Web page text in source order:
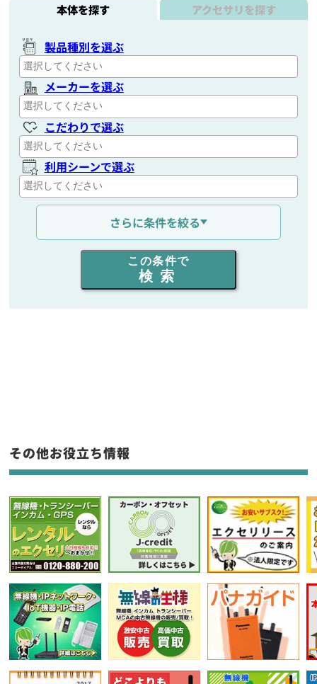
本体を探す アクセサリを探す
製品種別を選ぶ
メーカーを選ぶ
こだわりで選ぶ
利用シーンで選ぶ
通信距離を選ぶ
出力を選ぶ
同時通話人数を選ぶ
フリーワード入力(製品名等)
選択条件をリセット
さらに条件を絞る
この条件で
検索
その他お役立ち情報